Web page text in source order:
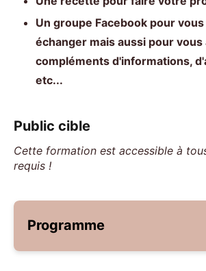
Un groupe Facebook pour
échanger mais aussi pour
compléments d'informations,
etc...
Public cible
Cette formation est accessible à
requis !
Programme